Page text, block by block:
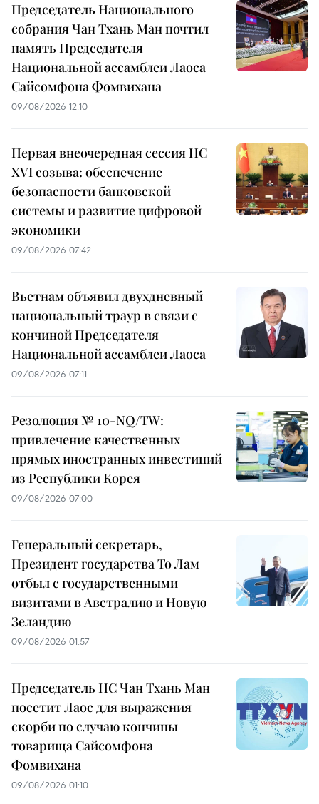
Председатель Национального
собрания Чан Тхань Ман почтил
память Председателя
Национальной ассамблеи Лаоса
Сайсомфона Фомвихана
09/08/2026 12:10
Первая внеочередная сессия НС
XVI созыва: обеспечение
безопасности банковской
системы и развитие цифровой
экономики
09/08/2026 07:42
Вьетнам объявил двухдневный
национальный траур в связи с
кончиной Председателя
Национальной ассамблеи Лаоса
09/08/2026 07:11
Резолюция № 10-NQ/TW:
привлечение качественных
прямых иностранных инвестиций
из Республики Корея
09/08/2026 07:00
Генеральный секретарь,
Президент государства То Лам
отбыл с государственными
визитами в Австралию и Новую
Зеландию
09/08/2026 01:57
Председатель НС Чан Тхань Ман
посетит Лаос для выражения
скорби по случаю кончины
товарища Сайсомфона
Фомвихана
09/08/2026 01:10